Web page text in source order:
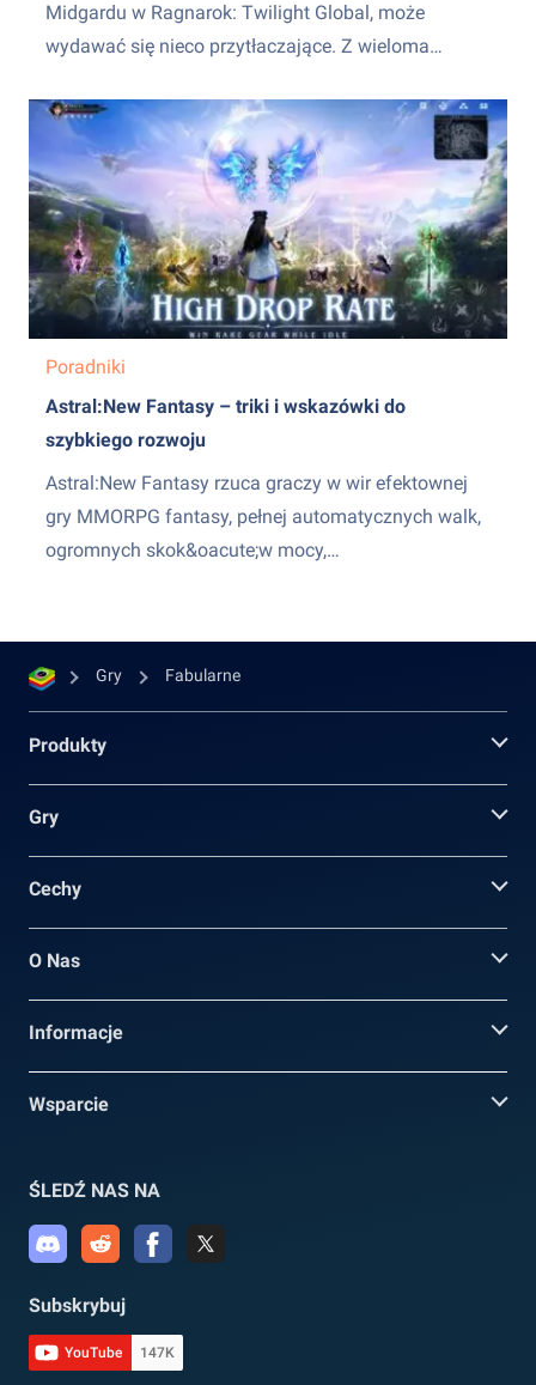
Midgardu w Ragnarok: Twilight Global, może
wydawać się nieco przytłaczające. Z wieloma
systemami talent&oacute;w i nieskończonymi
możliwościami personalizacji wyposażenia, zły
wyb&oacute;r w początkowej fazie gry może
spowolnić Tw&oacute;j rozw&oacute;j. Nasz
poradnik klasowy do Ragnarok: Twilight Global
przeanalizuje każdą ścieżkę kariery,...
Poradniki
Astral:New Fantasy – triki i wskazówki do
szybkiego rozwoju
Astral:New Fantasy rzuca graczy w wir efektownej
gry MMORPG fantasy, pełnej automatycznych walk,
ogromnych skok&oacute;w mocy,
początku gra może wydawać się nieco
przytłaczająca, zrozumienie kilku ważnych
system&oacute;w na wczesnym etapie może
pom&oacute;c w znacznie szybszym rozwoju...
Gry Fabularne
Produkty
Gry
Cechy
O Nas
Informacje
Wsparcie
ŚLEDŹ NAS NA
Subskrybuj
YouTube 147K